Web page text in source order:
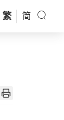
繁 简